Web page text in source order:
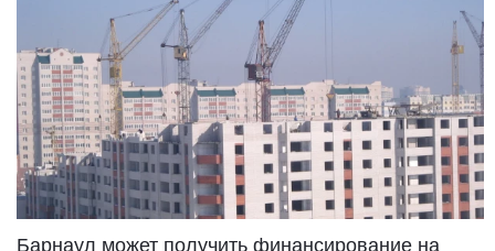
Барнаул может получить финансирование на